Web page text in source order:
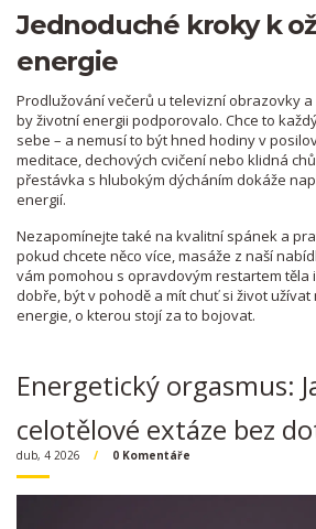
Jednoduché kroky k
energie
Prodlužování večerů u televizní obrazovky a
by životní energii podporovalo. Chce to
sebe – a nemusí to být hned hodiny v
meditace, dechových cvičení nebo klidná
přestávka s hlubokým dýcháním dokáže
energií.
Nezapomínejte také na kvalitní spánek a
pokud chcete něco více, masáže z naší
vám pomohou s opravdovým restartem těla i
dobře, být v pohodě a mít chuť si život
energie, o kterou stojí za to bojovat.
Energetický orgasmus:
celotělové extáze bez
dub, 4 2026 0 Komentáře